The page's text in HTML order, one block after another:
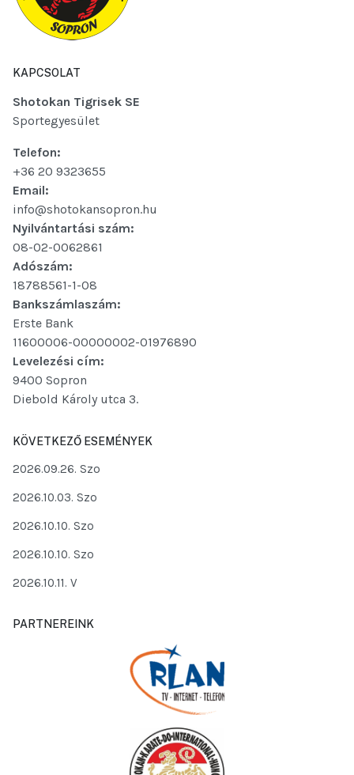
KAPCSOLAT
Shotokan Tigrisek SE
Sportegyesület
Telefon:
+36 20 9323655
Email:
info@shotokansopron.hu
Nyilvántartási szám:
08-02-0062861
Adószám:
18788561-1-08
Bankszámlaszám:
Erste Bank
11600006-00000002-01976890
Levelezési cím:
9400 Sopron
Diebold Károly utca 3.
KÖVETKEZŐ ESEMÉNYEK
2026.09.26. Szo
2026.10.03. Szo
2026.10.10. Szo
2026.10.10. Szo
2026.10.11. V
PARTNEREINK